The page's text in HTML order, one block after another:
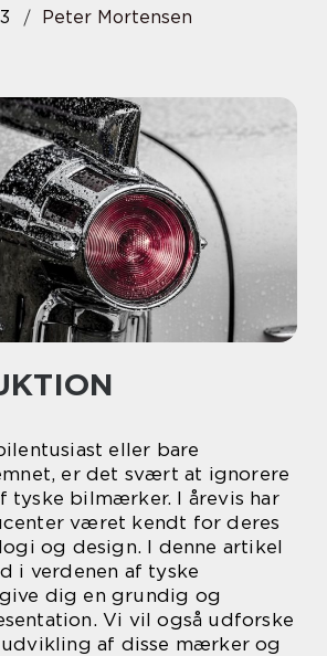
Peter Mortensen
eller bare
er det svært at ignorere
tyske bilmærker. I årevis har
været kendt for deres
og design. I denne artikel
i verdenen af tyske
dig en grundig og
Vi vil også udforske
af disse mærker og